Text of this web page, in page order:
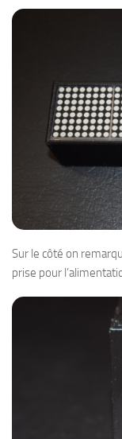
Sur le côté on
prise pour